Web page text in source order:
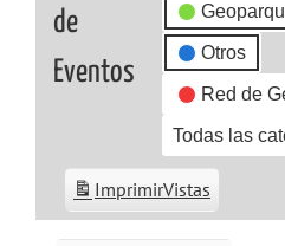
de
Eventos
Otros
Red de
Todas las
ImprimirVistas